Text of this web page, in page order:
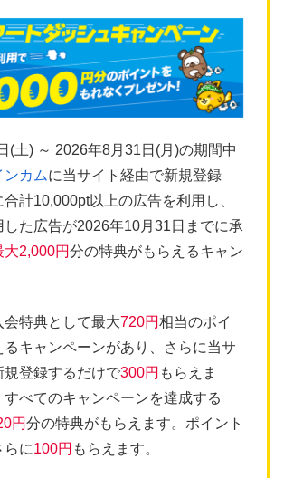
(土) ～ 2026年8月31日(月)の期間中
ンカムに当サイト経由で新規登録
計10,000pt以上の広告を利用し、
した広告が2026年10月31日までに承
大2,000円分の特典がもらえるキャン
特典として最大720円相当のポイ
るキャンペーンがあり、さらに当サ
規登録するだけで300円 もらえま
べてのキャンペーンを達成する
円分の特典がもらえます。ポイント
らに100円 もらえます。